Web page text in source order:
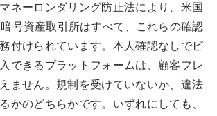
ネーロンダリング防止法により、米国
暗号資産取引所はすべて、これらの確認
付けられています。本人確認なしでビ
できるプラットフォームは、顧客フレ
ません。規制を受けていないか、違法
かのどちらかです。いずれにしても、